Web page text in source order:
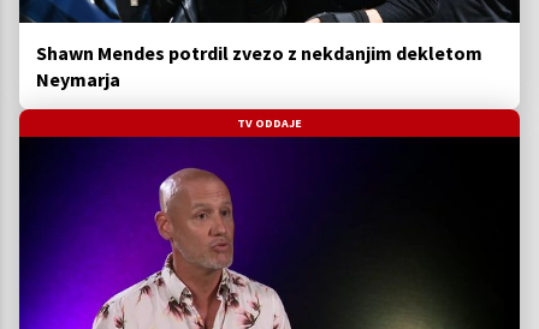
Shawn Mendes potrdil zvezo z nekdanjim dekletom
Neymarja
TV ODDAJE